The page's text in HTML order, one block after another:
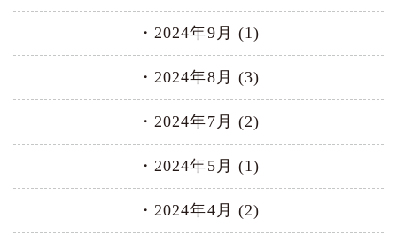
2024年9月 (1)
2024年8月 (3)
2024年7月 (2)
2024年5月 (1)
2024年4月 (2)